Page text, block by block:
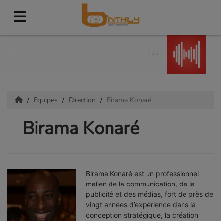
Equipes Direction Birama Konaré
Birama Konaré
Birama Konaré est un professionnel
malien de la communication, de la
publicité et des médias, fort de près de
vingt années d’expérience dans la
conception stratégique, la création